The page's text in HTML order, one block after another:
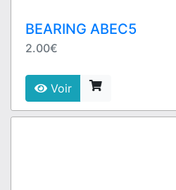
BEARING ABEC5
2.00€
Voir